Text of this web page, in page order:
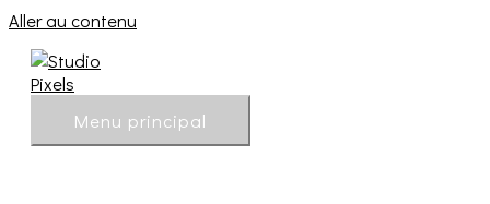
Aller au contenu
Menu principal